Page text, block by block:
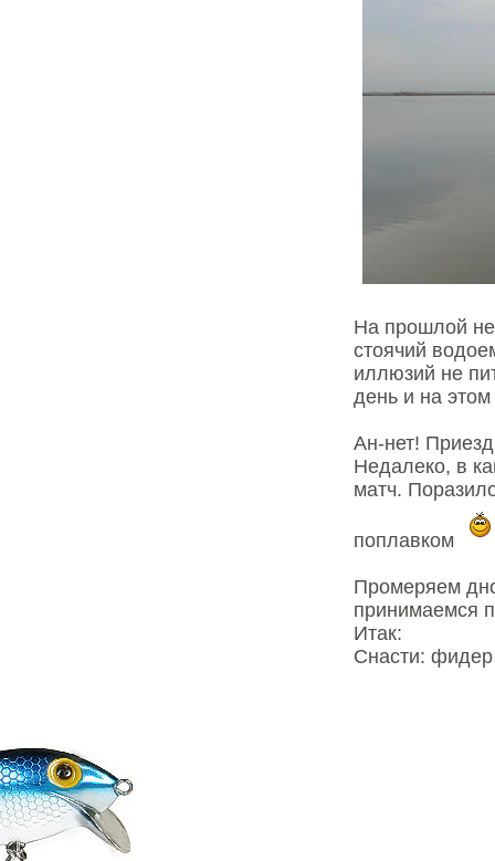
На прошлой
стоячий
иллюзий не
день и на
Ан-нет!
Недалеко, в
матч.
поплавком
Промеряем
принимаемся
Итак:
Снасти: